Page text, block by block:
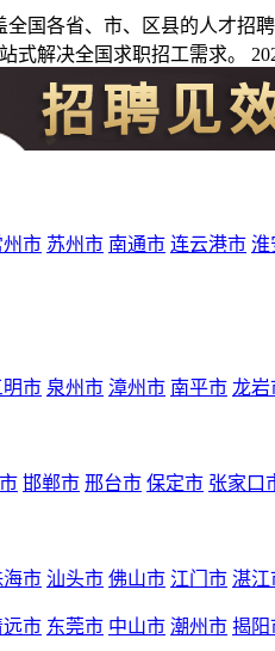
全国各省、市、区县的人才
式解决全国求职招工需求。
州市 苏州市 南通市 连云港市 淮
明市 泉州市 漳州市 南平市 龙岩
邯郸市 邢台市 保定市 张家口
海市 汕头市 佛山市 江门市 湛江
远市 东莞市 中山市 潮州市 揭阳